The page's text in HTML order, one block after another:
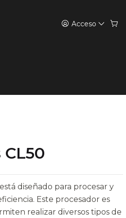
Acceso
diseñado para procesar y
Este procesador es
realizar diversos tipos de